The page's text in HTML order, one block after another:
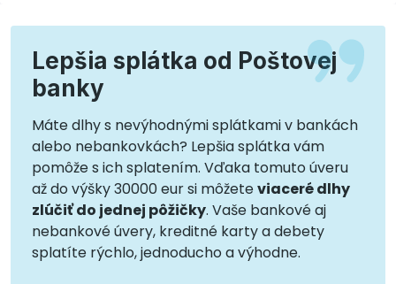
Lepšia splátka od Poštovej
banky
Máte dlhy s nevýhodnými splátkami v bankách
alebo nebankovkách? Lepšia splátka vám
pomôže s ich splatením. Vďaka tomuto úveru
až do výšky 30000 eur si môžeteviaceré dlhy
zlúčiť do jednej pôžičky. Vaše bankové aj
nebankové úvery, kreditné karty a debety
splatíte rýchlo, jednoducho a výhodne.